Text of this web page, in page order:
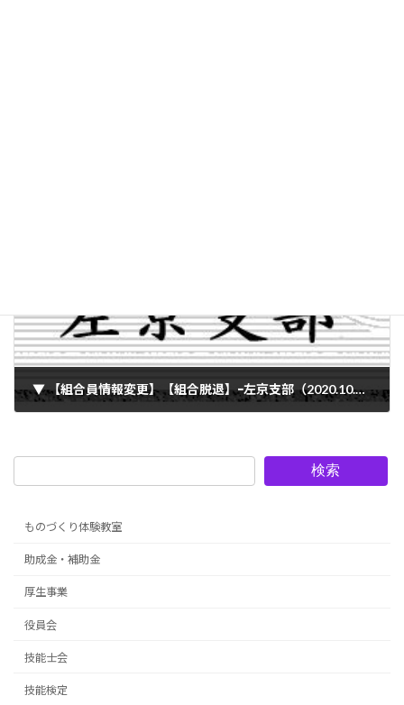
▼ 【組合員情報変更】【組合脱退】ｰ左京支部（2020.10.29）
検索
ものづくり体験教室
助成金・補助金
厚生事業
役員会
技能士会
技能検定